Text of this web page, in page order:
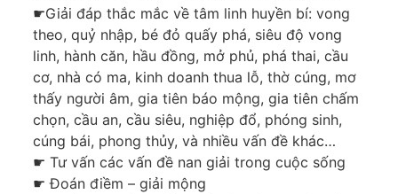
☛Giải đáp thắc mắc về tâm linh huyền bí: vong
theo, quỷ nhập, bé đỏ quấy phá, siêu độ vong
linh, hành căn, hầu đồng, mở phủ, phá thai, cầu
cơ, nhà có ma, kinh doanh thua lỗ, thờ cúng, mơ
thấy người âm, gia tiên báo mộng, gia tiên chấm
chọn, cầu an, cầu siêu, nghiệp đổ, phóng sinh,
cúng bái, phong thủy, và nhiều vấn đề khác…
☛ Tư vấn các vấn đề nan giải trong cuộc sống
☛ Đoán điềm – giải mộng